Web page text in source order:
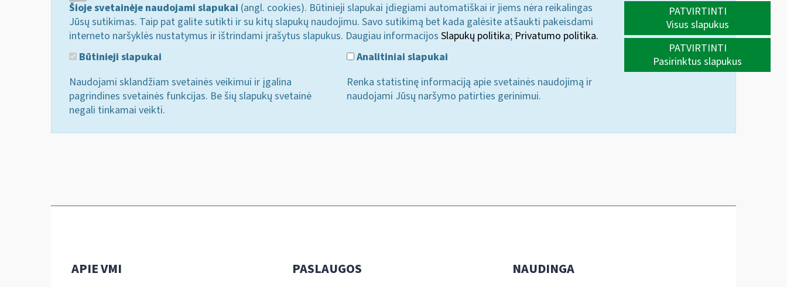
Šioje svetainėje naudojami slapukai (angl. cookies). Būtinieji slapukai įdiegiami automatiškai ir jiems nėra reikalingas
Jūsų sutikimas. Taip pat galite sutikti ir su kitų slapukų naudojimu. Savo sutikimą bet kada galėsite atšaukti pakeisdami
interneto naršyklės nustatymus ir ištrindami įrašytus slapukus. Daugiau informacijos Slapukų politika; Privatumo politika.
Būtinieji slapukai
Naudojami sklandžiam svetainės veikimui ir įgalina
pagrindines svetainės funkcijas. Be šių slapukų svetainė
negali tinkamai veikti.
Analitiniai slapukai
Renka statistinę informaciją apie svetainės naudojimą ir
naudojami Jūsų naršymo patirties gerinimui.
PATVIRTINTI
Visus slapukus
PATVIRTINTI
Pasirinktus slapukus
APIE VMI PASLAUGOS NAUDINGA